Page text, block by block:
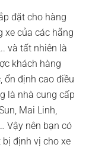
đặt cho hàng
xe của các hãng
và tất nhiên là
khách hàng
ổn định cao điều
là nhà cung cấp
Mai Linh,
Vậy nên bạn có
định vị cho xe